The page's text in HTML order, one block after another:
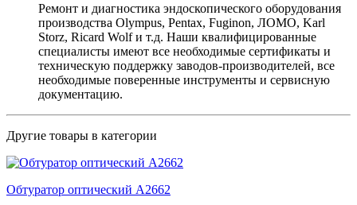
Ремонт и диагностика эндоскопического оборудования
производства Olympus, Pentax, Fuginon, ЛОМО, Karl
Storz, Ricard Wolf и т.д. Наши квалифицированные
специалисты имеют все необходимые сертификаты и
техническую поддержку заводов-производителей, все
необходимые поверенные инструменты и сервисную
документацию.
Другие товары в категории
Обтуратор оптический A2662